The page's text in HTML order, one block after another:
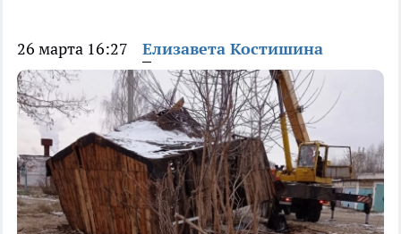
26 марта 16:27 Елизавета Костишина